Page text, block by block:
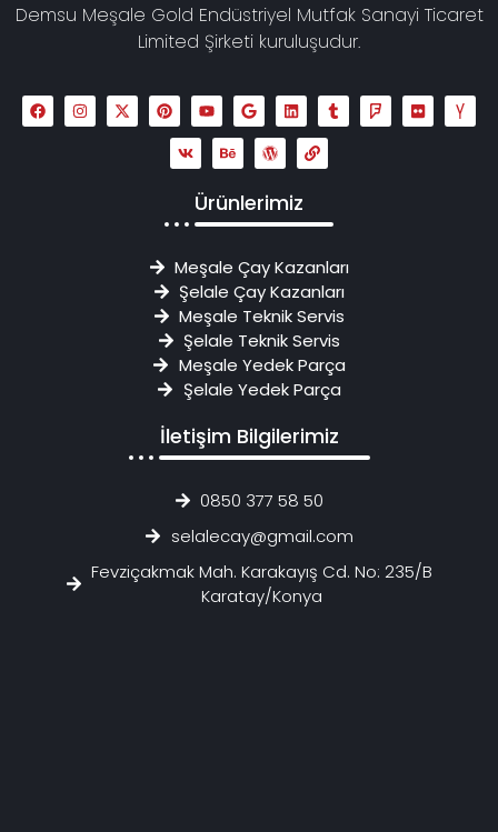
Demsu Meşale Gold Endüstriyel Mutfak Sanayi Ticaret
Limited Şirketi kuruluşudur.
Ürünlerimiz
Meşale Çay Kazanları
Şelale Çay Kazanları
Meşale Teknik Servis
Şelale Teknik Servis
Meşale Yedek Parça
Şelale Yedek Parça
İletişim Bilgilerimiz
0850 377 58 50
selalecay@gmail.com
Fevziçakmak Mah. Karakayış Cd. No: 235/B
Karatay/Konya